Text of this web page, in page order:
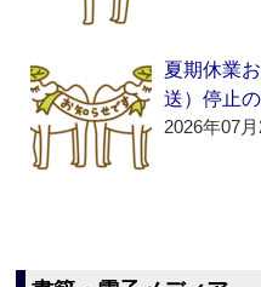
夏期休業
送）停止
2026年07